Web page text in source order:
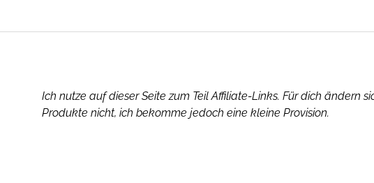
Ich nutze auf dieser Seite zum Teil Affiliate-Links. Für dich ändern
Produkte nicht, ich bekomme jedoch eine kleine Provision.